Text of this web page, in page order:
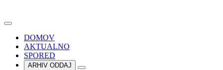
DOMOV
AKTUALNO
SPORED
ARHIV ODDAJ